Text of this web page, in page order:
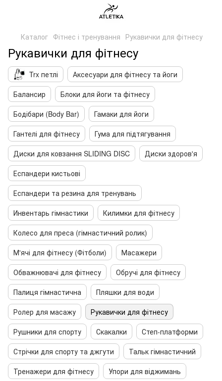
Каталог Фітнес і тренування Рукавички для фітнесу
Рукавички для фітнесу
Trx петлі
Аксесуари для фітнесу та йоги
Балансир
Блоки для йоги та фітнесу
Бодібари (Body Bar)
Гамаки для йоги
Гантелі для фітнесу
Гума для підтягування
Диски для ковзання SLIDING DISC
Диски здоров'я
Еспандери кистьові
Еспандери та резина для тренувань
Инвентарь гімнастики
Килимки для фітнесу
Колесо для преса (гімнастичний ролик)
М'ячі для фітнесу (Фітболи)
Масажери
Обважнювачі для фітнесу
Обручі для фітнесу
Палиця гімнастична
Пляшки для води
Ролер для масажу
Рукавички для фітнесу
Рушники для спорту
Скакалки
Степ-платформи
Стрічки для спорту та джгути
Тальк гімнастичний
Тренажери для фітнесу
Упори для віджимань